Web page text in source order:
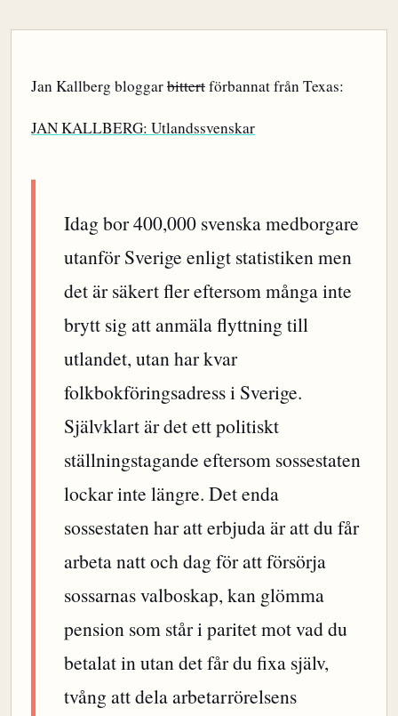
Jan Kallberg bloggarbittertförbannat från Texas:
JAN KALLBERG: Utlandssvenskar
Idag bor 400,000 svenska medborgare
utanför Sverige enligt statistiken men
det är säkert fler eftersom många inte
brytt sig att anmäla flyttning till
utlandet, utan har kvar
folkbokföringsadress i Sverige.
Självklart är det ett politiskt
ställningstagande eftersom sossestaten
lockar inte längre. Det enda
sossestaten har att erbjuda är att du får
arbeta natt och dag för att försörja
sossarnas valboskap, kan glömma
pension som står i paritet mot vad du
betalat in utan det får du fixa själv,
tvång att dela arbetarrörelsens